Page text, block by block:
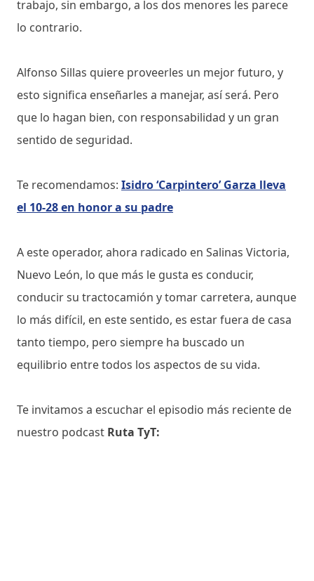
trabajo, sin embargo, a los dos menores les parece
lo contrario.
Alfonso Sillas quiere proveerles un mejor futuro, y
esto significa enseñarles a manejar, así será. Pero
que lo hagan bien, con responsabilidad y un gran
sentido de seguridad.
Te recomendamos: Isidro ‘Carpintero’ Garza lleva
el 10-28 en honor a su padre
A este operador, ahora radicado en Salinas Victoria,
Nuevo León, lo que más le gusta es conducir,
conducir su tractocamión y tomar carretera, aunque
lo más difícil, en este sentido, es estar fuera de casa
tanto tiempo, pero siempre ha buscado un
equilibrio entre todos los aspectos de su vida.
Te invitamos a escuchar el episodio más reciente de
nuestro podcast Ruta TyT: